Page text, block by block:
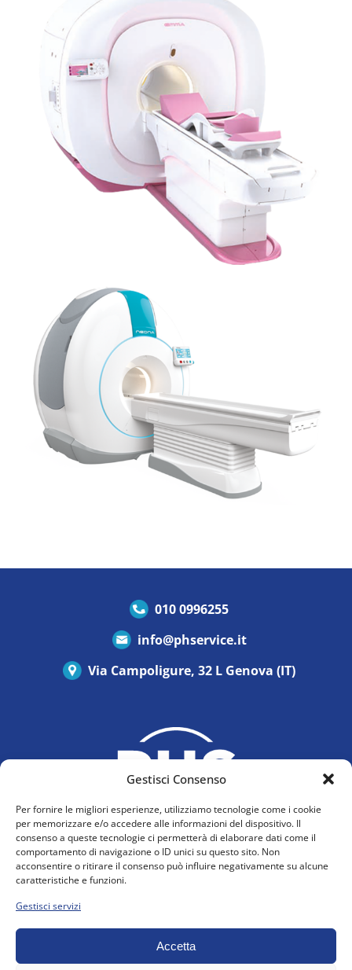
Gestisci Consenso
Per fornire le migliori esperienze, utilizziamo tecnologie come i cookie
per memorizzare e/o accedere alle informazioni del dispositivo. Il
consenso a queste tecnologie ci permetterà di elaborare dati come il
comportamento di navigazione o ID unici su questo sito. Non
acconsentire o ritirare il consenso può influire negativamente su alcune
caratteristiche e funzioni.
Gestisci servizi
Accetta
010 0996255
info@phservice.it
Via Campoligure, 32 L Genova (IT)
Privacy Policy